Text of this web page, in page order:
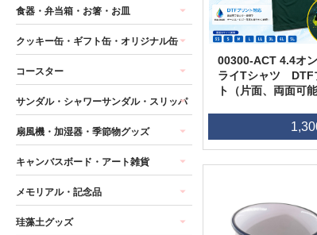
00300-ACT 4.4オ
ライTシャツ DTF
ト（片面、両面可能
食器・弁当箱・お箸・お皿
クッキー缶・ギフト缶・オリジナル缶
コースター
サンダル・シャワーサンダル・スリッパ
扇風機・加湿器・季節物グッズ
キャンバスボード・アート雑貨
メモリアル・記念品
珪藻土グッズ